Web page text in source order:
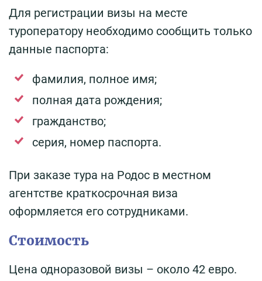
Для регистрации визы на месте
туроператору необходимо сообщить только
данные паспорта:
фамилия, полное имя;
полная дата рождения;
гражданство;
серия, номер паспорта.
При заказе тура на Родос в местном
агентстве краткосрочная виза
оформляется его сотрудниками.
Стоимость
Цена одноразовой визы – около 42 евро.